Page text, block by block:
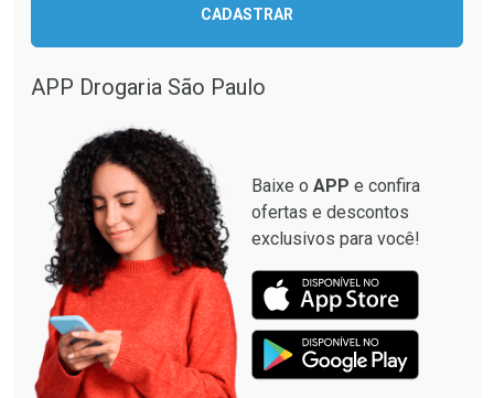
Comprar sem Desconto
Comprar sem Desconto
Comprar sem Desconto
Comprar sem Desconto
CADASTRAR
APP Drogaria São Paulo
Baixe o APP e confira
ofertas e descontos
exclusivos para você!